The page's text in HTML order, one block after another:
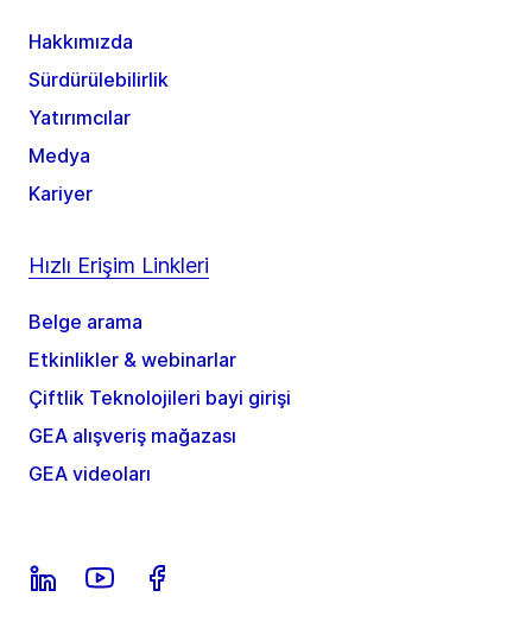
Hakkımızda
Sürdürülebilirlik
Yatırımcılar
Medya
Kariyer
Hızlı Erişim Linkleri
Belge arama
Etkinlikler & webinarlar
Çiftlik Teknolojileri bayi girişi
GEA alışveriş mağazası
GEA videoları